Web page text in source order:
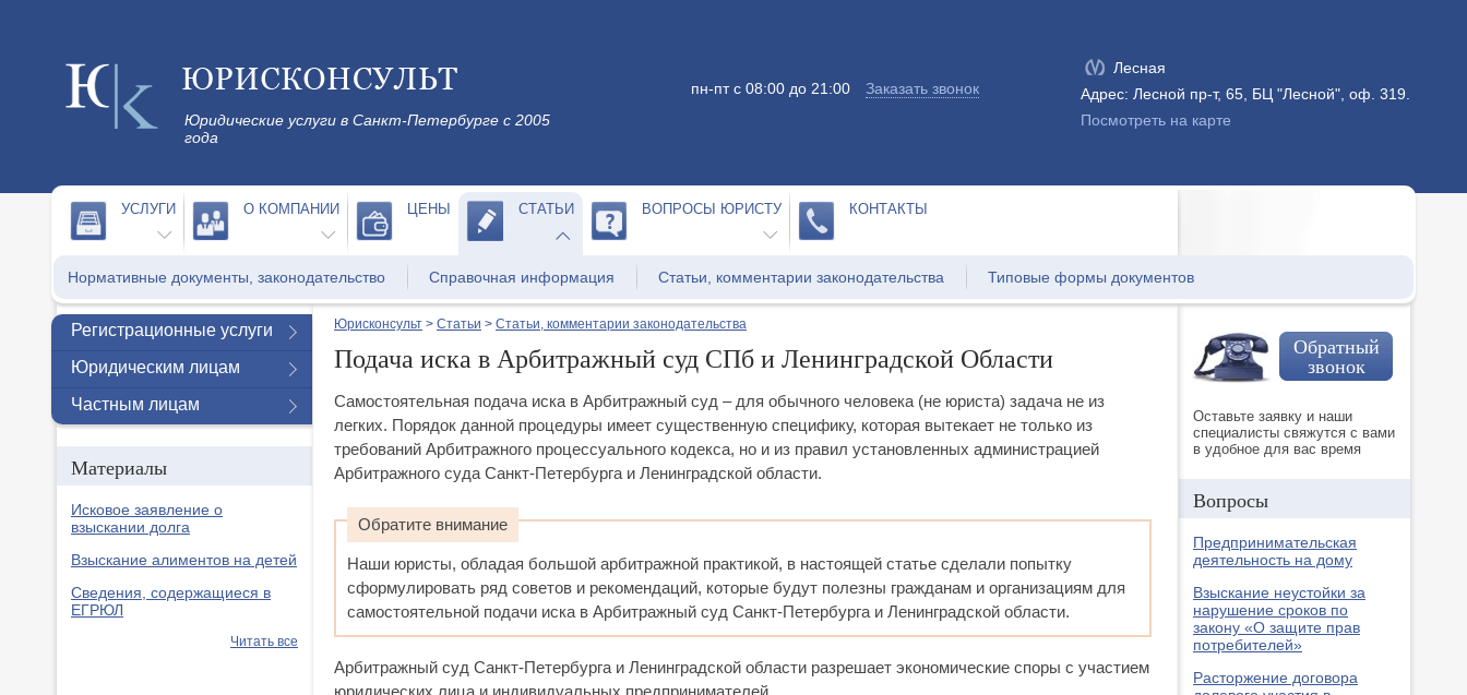
Юридические услуги в Санкт-Петербурге с 2005
года
пн-пт с 08:00 до 21:00 Заказать звонок
Лесная
Адрес: Лесной пр-т, 65, БЦ "Лесной", оф. 319.
Посмотреть на карте
УСЛУГИ О КОМПАНИИ ЦЕНЫ СТАТЬИ ВОПРОСЫ ЮРИСТУ КОНТАКТЫ
Нормативные документы, законодательство Справочная информация Статьи, комментарии законодательства Типовые формы документов
Юрисконсульт > Статьи > Статьи, комментарии законодательства
Подача иска в Арбитражный суд СПб и Ленинградской Области
Самостоятельная подача иска в Арбитражный суд – для обычного человека (не юриста) задача не из
легких. Порядок данной процедуры имеет существенную специфику, которая вытекает не только из
требований Арбитражного процессуального кодекса, но и из правил установленных администрацией
Арбитражного суда Санкт-Петербурга и Ленинградской области.
Обратите внимание
Наши юристы, обладая большой арбитражной практикой, в настоящей статье сделали попытку
сформулировать ряд советов и рекомендаций, которые будут полезны гражданам и организациям для
самостоятельной подачи иска в Арбитражный суд Санкт-Петербурга и Ленинградской области.
Арбитражный суд Санкт-Петербурга и Ленинградской области разрешает экономические споры с участием
юридических лица и индивидуальных предпринимателей.
Регистрационные услуги
Юридическим лицам
Частным лицам
Материалы
Исковое заявление о
взыскании долга
Взыскание алиментов на детей
Сведения, содержащиеся в
ЕГРЮЛ
Читать все
Обратный
звонок
Оставьте заявку и наши
специалисты свяжутся с вами
в удобное для вас время
Вопросы
Предпринимательская
деятельность на дому
Взыскание неустойки за
нарушение сроков по
закону «О защите прав
потребителей»
Расторжение договора